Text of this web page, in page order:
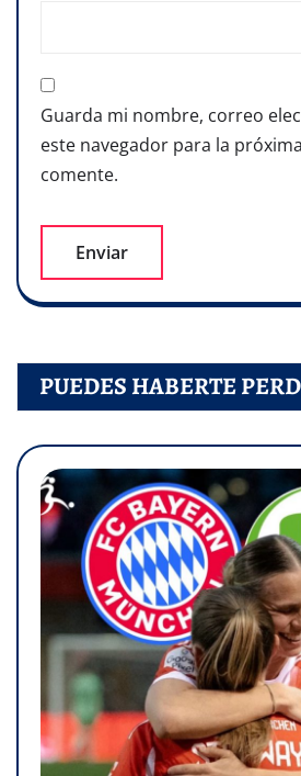
Guarda mi nombre, correo
este navegador para la
comente.
PUEDES HABERTE